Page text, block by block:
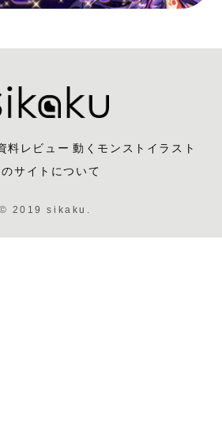
料レビュー 動くモンストイラスト
のサイトについて
© 2019 sikaku.